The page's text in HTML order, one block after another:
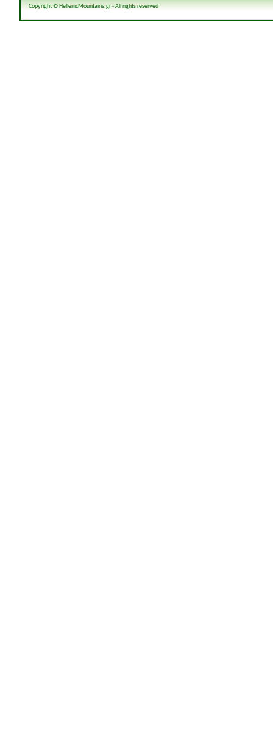
Copyright © HellenicMountains.gr - All rights reserved